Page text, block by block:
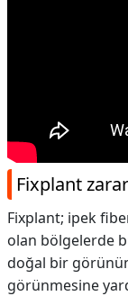
Fixplant
Fixplant; ipek
olan bölgelerde
doğal bir
görünmesine